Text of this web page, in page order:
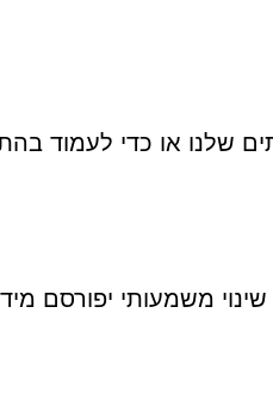
או כדי לעמוד
משמעותי יפורסם